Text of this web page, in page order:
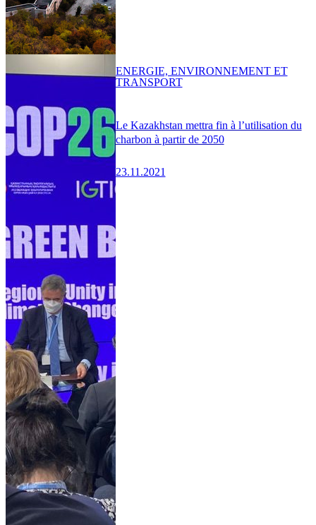
Le Kazakhstan mettra fin à l’utilisation du
charbon à partir de 2050
23.11.2021
ENERGIE, ENVIRONNEMENT ET
TRANSPORT